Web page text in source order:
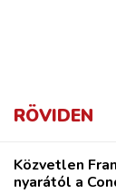
RÖVIDEN
Közvetlen
nyarától a